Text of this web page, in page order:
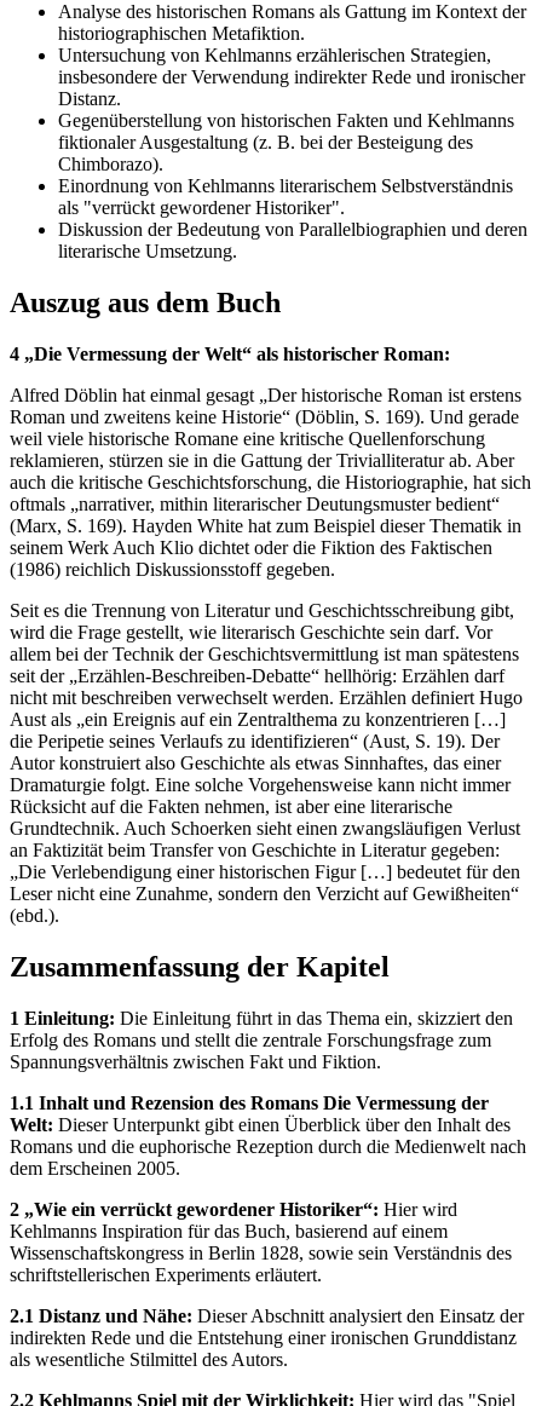
Analyse des historischen Romans als Gattung im Kontext der
historiographischen Metafiktion.
Untersuchung von Kehlmanns erzählerischen Strategien,
insbesondere der Verwendung indirekter Rede und ironischer
Distanz.
Gegenüberstellung von historischen Fakten und Kehlmanns
fiktionaler Ausgestaltung (z. B. bei der Besteigung des
Chimborazo).
Einordnung von Kehlmanns literarischem Selbstverständnis
als "verrückt gewordener Historiker".
Diskussion der Bedeutung von Parallelbiographien und deren
literarische Umsetzung.
Auszug aus dem Buch
4 „Die Vermessung der Welt“ als historischer Roman:
Alfred Döblin hat einmal gesagt „Der historische Roman ist erstens
Roman und zweitens keine Historie“ (Döblin, S. 169). Und gerade
weil viele historische Romane eine kritische Quellenforschung
reklamieren, stürzen sie in die Gattung der Trivialliteratur ab. Aber
auch die kritische Geschichtsforschung, die Historiographie, hat sich
oftmals „narrativer, mithin literarischer Deutungsmuster bedient“
(Marx, S. 169). Hayden White hat zum Beispiel dieser Thematik in
seinem Werk Auch Klio dichtet oder die Fiktion des Faktischen
(1986) reichlich Diskussionsstoff gegeben.
Seit es die Trennung von Literatur und Geschichtsschreibung gibt,
wird die Frage gestellt, wie literarisch Geschichte sein darf. Vor
allem bei der Technik der Geschichtsvermittlung ist man spätestens
seit der „Erzählen-Beschreiben-Debatte“ hellhörig: Erzählen darf
nicht mit beschreiben verwechselt werden. Erzählen definiert Hugo
Aust als „ein Ereignis auf ein Zentralthema zu konzentrieren […]
die Peripetie seines Verlaufs zu identifizieren“ (Aust, S. 19). Der
Autor konstruiert also Geschichte als etwas Sinnhaftes, das einer
Dramaturgie folgt. Eine solche Vorgehensweise kann nicht immer
Rücksicht auf die Fakten nehmen, ist aber eine literarische
Grundtechnik. Auch Schoerken sieht einen zwangsläufigen Verlust
an Faktizität beim Transfer von Geschichte in Literatur gegeben:
„Die Verlebendigung einer historischen Figur […] bedeutet für den
Leser nicht eine Zunahme, sondern den Verzicht auf Gewißheiten“
(ebd.).
Zusammenfassung der Kapitel
1 Einleitung: Die Einleitung führt in das Thema ein, skizziert den
Erfolg des Romans und stellt die zentrale Forschungsfrage zum
Spannungsverhältnis zwischen Fakt und Fiktion.
1.1 Inhalt und Rezension des Romans Die Vermessung der
Welt: Dieser Unterpunkt gibt einen Überblick über den Inhalt des
Romans und die euphorische Rezeption durch die Medienwelt nach
dem Erscheinen 2005.
2 „Wie ein verrückt gewordener Historiker“: Hier wird
Kehlmanns Inspiration für das Buch, basierend auf einem
Wissenschaftskongress in Berlin 1828, sowie sein Verständnis des
schriftstellerischen Experiments erläutert.
2.1 Distanz und Nähe: Dieser Abschnitt analysiert den Einsatz der
indirekten Rede und die Entstehung einer ironischen Grunddistanz
als wesentliche Stilmittel des Autors.
2.2 Kehlmanns Spiel mit der Wirklichkeit: Hier wird das "Spiel